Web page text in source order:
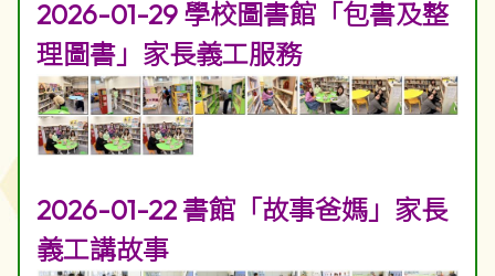
2026-01-29 學校圖書館「包書及整
理圖書」家長義工服務
2026-01-22 書館「故事爸媽」家長
義工講故事